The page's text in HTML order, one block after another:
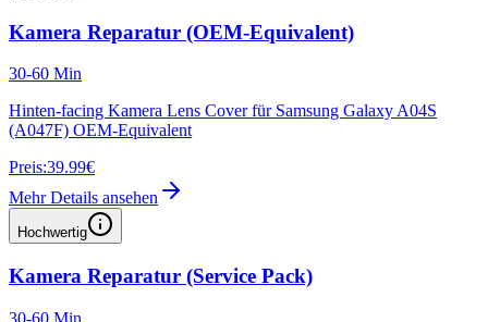
Kamera Reparatur (OEM-Equivalent)
30-60 Min
Hinten-facing Kamera Lens Cover für Samsung Galaxy A04S
(A047F) OEM-Equivalent
Preis:39.99€
Mehr Details ansehen
Hochwertig
Kamera Reparatur (Service Pack)
30-60 Min